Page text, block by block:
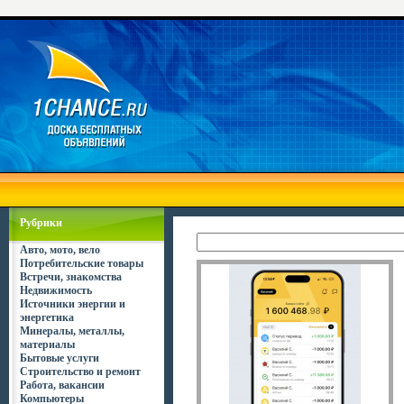
Рубрики
Авто, мото, вело
Потребительские товары
Встречи, знакомства
Недвижимость
Источники энергии и
энергетика
Минералы, металлы,
материалы
Бытовые услуги
Строительство и ремонт
Работа, вакансии
Компьютеры